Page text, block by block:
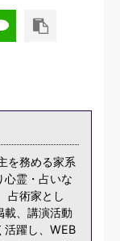
を務める家系
心霊・占いな
占術家とし
載、講演活動
活躍し、WEB